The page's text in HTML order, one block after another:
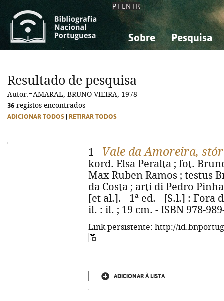
PT EN FR
Sobre Pesquisa
Ciências sociais...
Ciências sociais...
Resultado de pesquisa
Autor:=AMARAL, BRUNO VIEIRA, 1978-
36 registos encontrados
ADICIONAR TODOS RETIRAR TODOS
1 - Vale da Amoreira,
kord. Elsa Peralta ; fot.
Max Ruben Ramos ; testus
da Costa ; arti di Pedro
[et al.]. - 1ª ed. - [S.l.] : Fora
il. : il. ; 19 cm. - ISBN 978-
Link persistente: http://
ADICIONAR À LISTA